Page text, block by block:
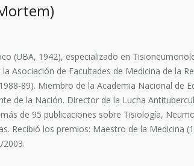
(UBA, 1942), especializado en
Asociación de Facultades de Medicina de la
89). Miembro de la Academia Nacional de
de la Nación. Director de la Lucha
de 95 publicaciones sobre Tisiología,
Recibió los premios: Maestro de la Medicina
2003.